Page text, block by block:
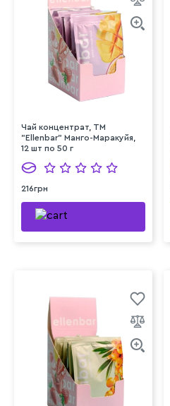
Чай концентрат, TM
"Ellenbar" Манго-Маракуйя,
12 шт по 50 г
216грн